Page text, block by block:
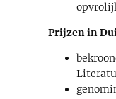
Prijzen in